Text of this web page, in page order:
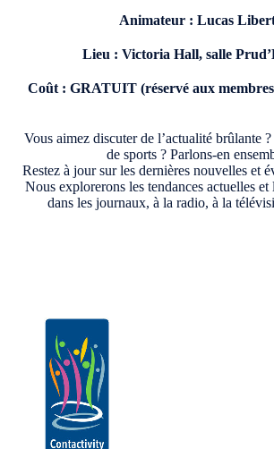
Animateur : Lucas
Lieu : Victoria Hall, salle
Coût : GRATUIT (réservé aux
Vous aimez discuter de l’actualité brûlante
de sports ? Parlons-en
Restez à jour sur les dernières nouvelles et
Nous explorerons les tendances actuelles et
dans les journaux, à la radio, à la